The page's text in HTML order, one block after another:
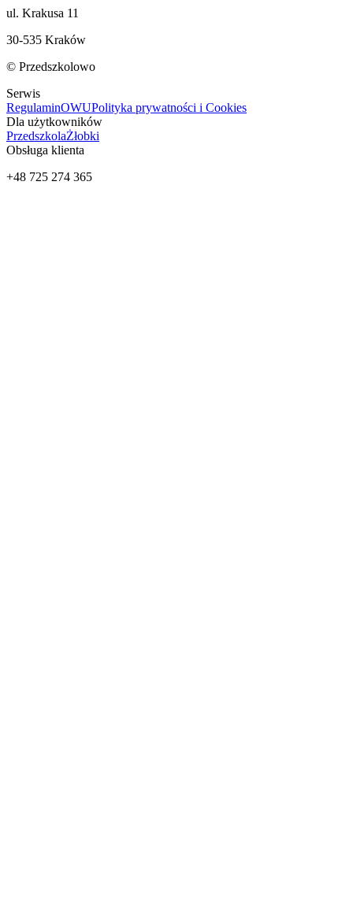
ul. Krakusa 11
30-535 Kraków
© Przedszkolowo
Serwis
RegulaminOWUPolityka prywatności i Cookies
Dla użytkowników
PrzedszkolaŻłobki
Obsługa klienta
+48 725 274 365